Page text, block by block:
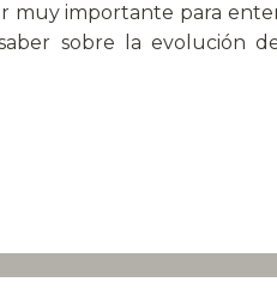
muy importante para
sobre la evolución